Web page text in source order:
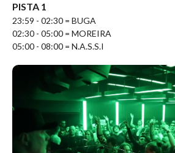
PISTA 1
23:59 - 02:30 = BUGA
02:30 - 05:00 = MOREIRA
05:00 - 08:00 = N.A.S.S.I